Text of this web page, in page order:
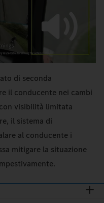
di seconda
il conducente nei cambi
visibilità limitata
il sistema di
al conducente i
mitigare la situazione